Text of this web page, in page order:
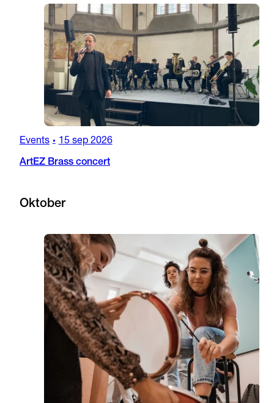
Events • 15 sep 2026
ArtEZ Brass concert
Oktober